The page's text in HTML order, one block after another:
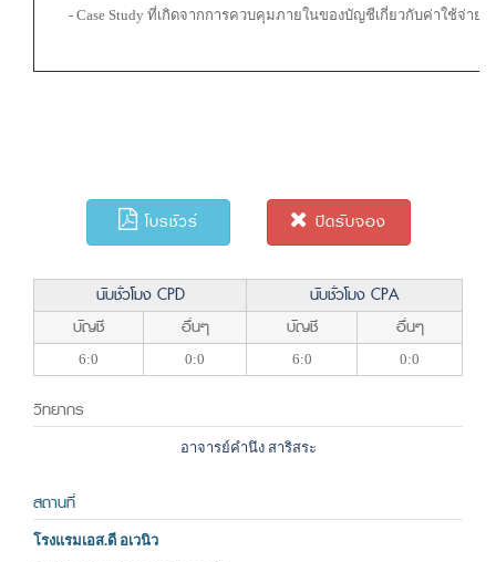
- Case Study ที่เกิดจากการควบคุมภายในของบัญชีเกี่ยวกับค่าใช้จ่าย
โบรชัวร์ ปิดรับจอง
นับชั่วโมง CPD
นับชั่วโมง CPA
บัญชี
อื่นๆ บัญชี อื่นๆ
6:0 0:0 6:0 0:0
วิทยากร
อาจารย์คำนึง สาริสระ
สถานที่
โรงแรมเอส.ดี อเวนิว